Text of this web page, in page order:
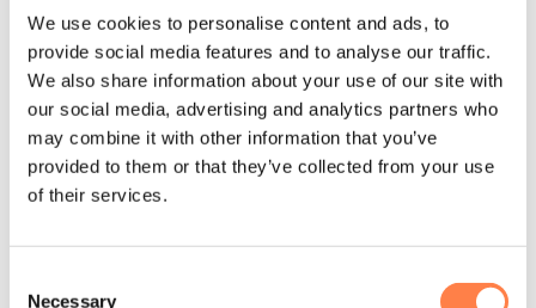
We use cookies to personalise content and ads, to
provide social media features and to analyse our traffic.
We also share information about your use of our site with
our social media, advertising and analytics partners who
may combine it with other information that you’ve
provided to them or that they’ve collected from your use
of their services.
Necessary
die wij aanbieden!
Instructie voor het wassen:
De antislip sokken Emma zijn machine wasbaar. Was de
sokken binnenste buiten in een zachte cyclus om de
antislip laag te beschermen. Daarna op het droogrek laten
drogen of op een lage stand in de droger.
agressieve chemicaliën. Dit kan namelijk de sokken